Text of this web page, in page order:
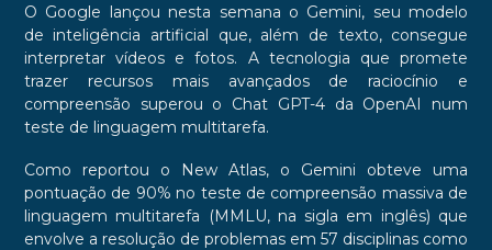
O Google lançou nesta semana o Gemini, seu modelo
de inteligência artificial que, além de texto, consegue
interpretar vídeos e fotos. A tecnologia que promete
trazer recursos mais avançados de raciocínio e
compreensão superou o Chat GPT-4 da OpenAI num
teste de linguagem multitarefa.
Como reportou o New Atlas, o Gemini obteve uma
pontuação de 90% no teste de compreensão massiva de
linguagem multitarefa (MMLU, na sigla em inglês) que
envolve a resolução de problemas em 57 disciplinas como